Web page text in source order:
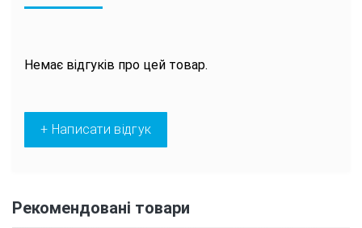
Немає відгуків про цей товар.
+ Написати відгук
Рекомендовані товари